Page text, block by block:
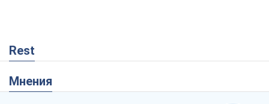
Rest
Мнения